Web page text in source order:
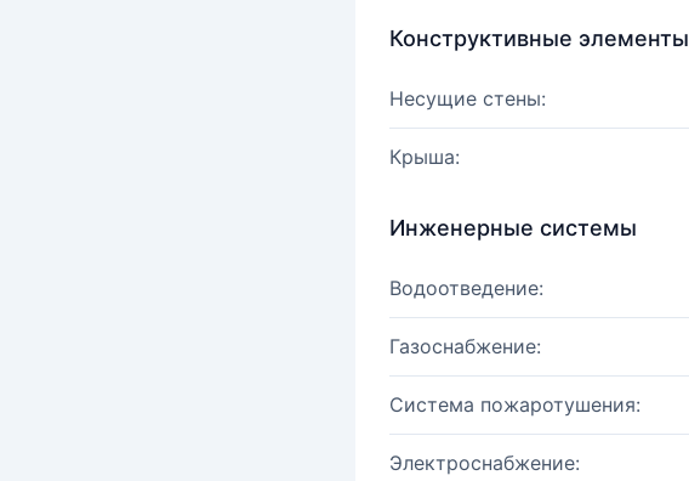
Конструктивные элементы
Несущие стены:
Крыша:
Инженерные системы
Водоотведение:
Газоснабжение:
Система пожаротушения:
Электроснабжение: